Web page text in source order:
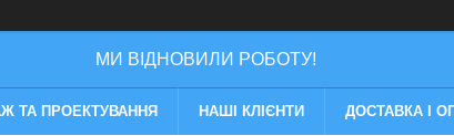
МИ ВІДНОВИЛИ РОБОТУ!
ТА ПРОЕКТУВАННЯ НАШІ КЛІЄНТИ ДОСТАВКА І